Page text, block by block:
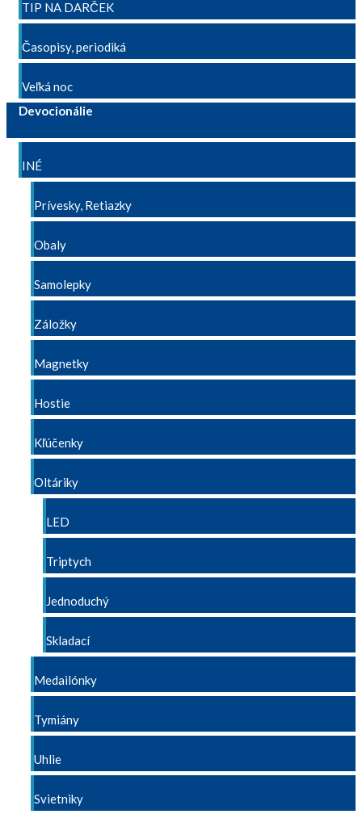
TIP NA DARČEK
Časopisy, periodiká
Veľká noc
Devocionálie
INÉ
Prívesky, Retiazky
Obaly
Samolepky
Záložky
Magnetky
Hostie
Kľúčenky
Oltáriky
LED
Triptych
Jednoduchý
Skladací
Medailónky
Tymiány
Uhlie
Svietniky